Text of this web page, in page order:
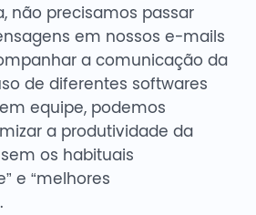
não precisamos passar
em nossos e-mails
a comunicação da
de diferentes softwares
equipe, podemos
a produtividade da
os habituais
e “melhores